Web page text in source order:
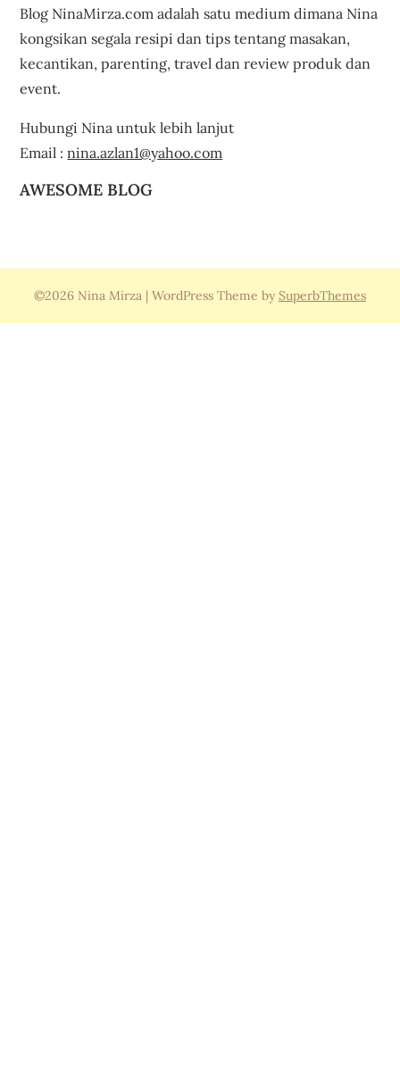
Blog NinaMirza.com adalah satu medium dimana Nina
kongsikan segala resipi dan tips tentang masakan,
kecantikan, parenting, travel dan review produk dan
event.
Hubungi Nina untuk lebih lanjut
Email :nina.azlan1@yahoo.com
AWESOME BLOG
©2026 Nina Mirza | WordPress Theme by SuperbThemes